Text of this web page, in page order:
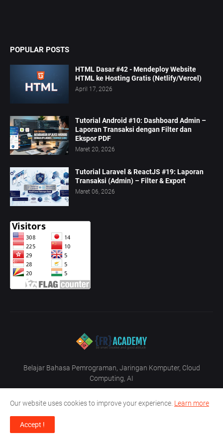
POPULAR POSTS
HTML Dasar #42 - Mendeploy Website
HTML ke Hosting Gratis (Netlify/Vercel)
April 17, 2026
Tutorial Android #10: Dashboard Admin –
Laporan Transaksi dengan Filter dan
Ekspor PDF
Maret 20, 2026
Tutorial Laravel & ReactJS #19: Laporan
Transaksi (Admin) – Filter & Export
Maret 06, 2026
Belajar Bahasa Pemrograman, Jaringan Komputer, Cloud
Computing, AI
Our website uses cookies to improve your experience. Learn more
Accept !